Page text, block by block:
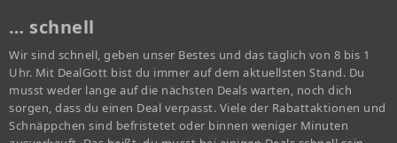
… schnell
Wir sind schnell, geben unser Bestes und das täglich von 8 bis 1
Uhr. Mit DealGott bist du immer auf dem aktuellsten Stand. Du
musst weder lange auf die nächsten Deals warten, noch dich
sorgen, dass du einen Deal verpasst. Viele der Rabattaktionen und
Schnäppchen sind befristetet oder binnen weniger Minuten